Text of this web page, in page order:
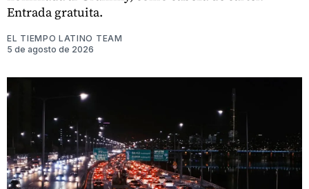
Entrada gratuita.
EL TIEMPO LATINO TEAM
5 de agosto de 2026